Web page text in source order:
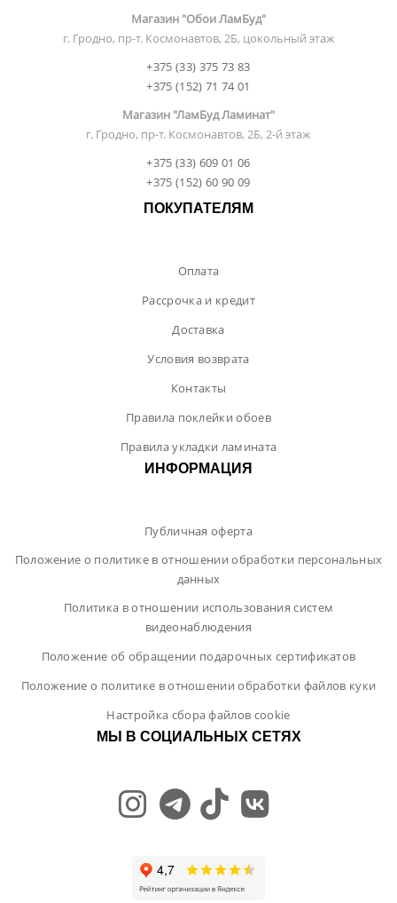
Магазин "Обои ЛамБуд"
г. Гродно, пр-т. Космонавтов, 2Б, цокольный этаж
+375 (33) 375 73 83
+375 (152) 71 74 01
Магазин "ЛамБуд Ламинат"
г. Гродно, пр-т. Космонавтов, 2Б, 2-й этаж
+375 (33) 609 01 06
+375 (152) 60 90 09
ПОКУПАТЕЛЯМ
Оплата
Рассрочка и кредит
Доставка
Условия возврата
Контакты
Правила поклейки обоев
Правила укладки ламината
ИНФОРМАЦИЯ
Публичная оферта
Положение о политике в отношении обработки персональных
данных
Политика в отношении использования систем
видеонаблюдения
Положение об обращении подарочных сертификатов
Положение о политике в отношении обработки файлов куки
Настройка сбора файлов cookie
МЫ В СОЦИАЛЬНЫХ СЕТЯХ